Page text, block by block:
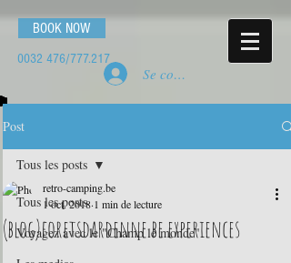
BOOK NOW
0032 476/777.217
Se connecter
Post
Tous les posts
Voyagez avec le "Champ le monde"
Tous les posts
(blog)foretsdardenne.be experiences
retro-camping.be
1 oct. 2018 1 min de lecture